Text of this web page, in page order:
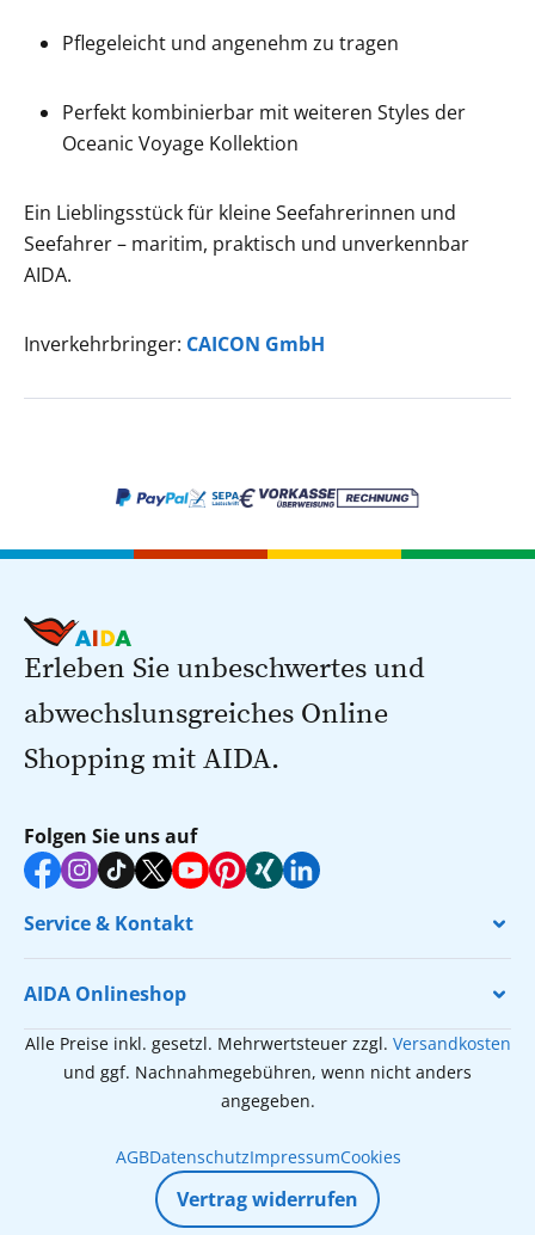
Pflegeleicht und angenehm zu tragen
Perfekt kombinierbar mit weiteren Styles der
Oceanic Voyage Kollektion
Ein Lieblingsstück für kleine Seefahrerinnen und
Seefahrer – maritim, praktisch und unverkennbar
AIDA.
Inverkehrbringer: CAICON GmbH
Erleben Sie unbeschwertes und
abwechslunsgreiches Online
Shopping mit AIDA.
Folgen Sie uns auf
Service & Kontakt
AIDA Onlineshop
Alle Preise inkl. gesetzl. Mehrwertsteuer zzgl. Versandkosten
und ggf. Nachnahmegebühren, wenn nicht anders
angegeben.
AGBDatenschutzImpressumCookies
Vertrag widerrufen